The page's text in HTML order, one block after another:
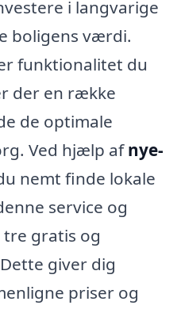
i langvarige
boligens værdi.
funktionalitet du
der en række
de optimale
Ved hjælp afnye-
nemt finde lokale
service og
gratis og
giver dig
priser og